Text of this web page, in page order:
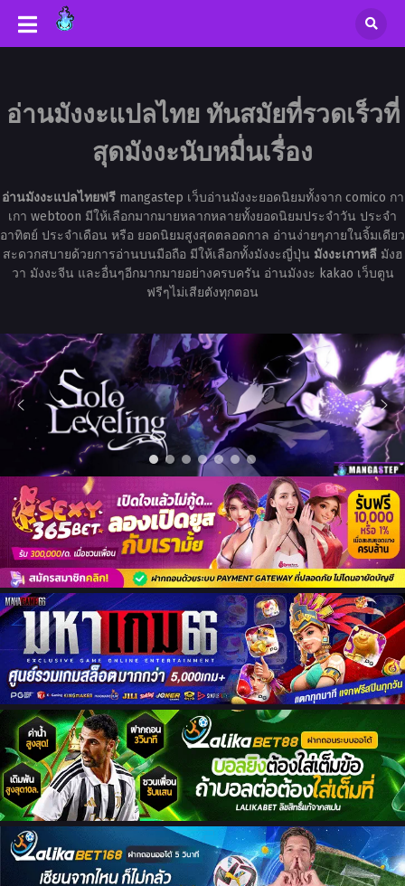
อ่านมังงะแปลไทย ทันสมัยที่รวดเร็วที่
สุดมังงะนับหมื่นเรื่อง
อ่านมังงะแปลไทยฟรีmangastep เว็บอ่านมังงะยอดนิยมทั้งจาก comico กา
เกา webtoon มีให้เลือกมากมายหลากหลายทั้งยอดนิยมประจำวัน ประจำ
อาทิตย์ ประจำเดือน หรือ ยอดนิยมสูงสุดตลอดกาล อ่านง่ายๆภายในจิ้มเดียว
สะดวกสบายด้วยการอ่านบนมือถือ มีให้เลือกทั้งมังงะญี่ปุ่น มังงะเกาหลีมังฮ
วา มังงะจีน และอื่นๆอีกมากมายอย่างครบครัน อ่านมังงะ kakao เว็บตูน
ฟรีๆไม่เสียตังทุกตอน